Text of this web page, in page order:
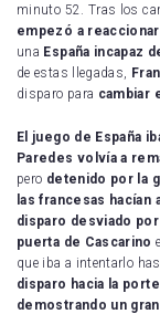
minuto 52. Tras los
empezó a reaccionar
una España incapaz
de estas llegadas,
disparo para cambiar
El juego de España
Paredes volvía a
pero detenido por la
las francesas hacían
disparo desviado
puerta de Cascarino
que iba a intentarlo
disparo hacia la
demostrando un